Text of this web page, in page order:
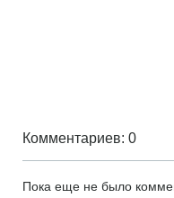
Комментариев: 0
Пока еще не было